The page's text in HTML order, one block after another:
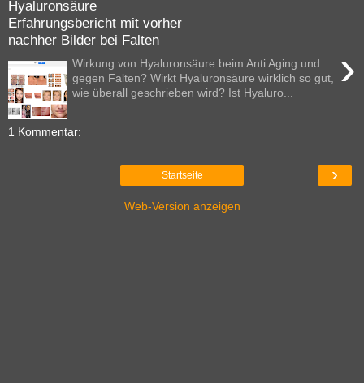
Hyaluronsäure
Erfahrungsbericht mit vorher
nachher Bilder bei Falten
›
Wirkung von Hyaluronsäure beim Anti Aging und
gegen Falten? Wirkt Hyaluronsäure wirklich so gut,
wie überall geschrieben wird? Ist Hyaluro...
1 Kommentar:
›
Startseite
Web-Version anzeigen